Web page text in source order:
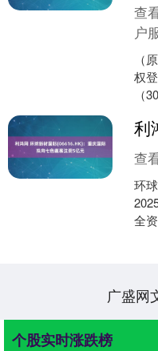
查
户
（
权
（
查
环
全
广盛网
个股实时涨跌榜